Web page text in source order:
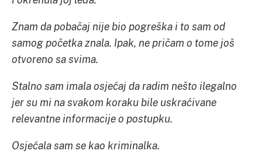
Znam da pobačaj nije bio pogreška i to sam od
samog početka znala. Ipak, ne pričam o tome još
otvoreno sa svima.
Stalno sam imala osjećaj da radim nešto ilegalno
jer su mi na svakom koraku bile uskraćivane
relevantne informacije o postupku.
Osjećala sam se kao kriminalka.